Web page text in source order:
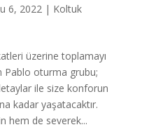
6, 2022 | Koltuk
üzerine toplamayı
Pablo oturma grubu;
ile size konforun
kadar yaşatacaktır.
hem de severek...